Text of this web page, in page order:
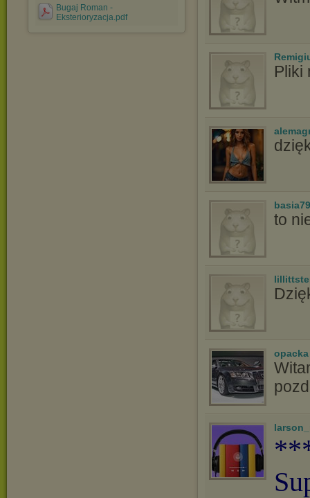
Bugaj Roman -
Eksterioryzacja.pdf
Pliki
to
opacka